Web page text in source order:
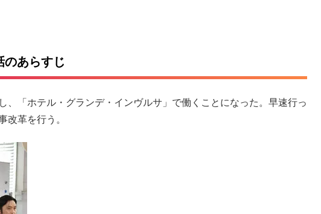
のあらすじ
、「ホテル・グランデ・インヴルサ」で働くことになった。早速行っ
改革を行う。